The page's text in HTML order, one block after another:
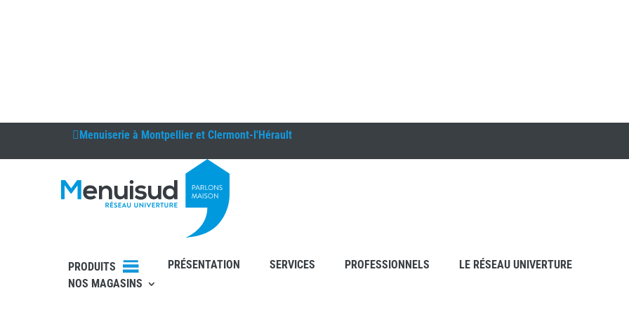
Menuiserie à Montpellier et Clermont-l'Hérault
PRODUITS PRÉSENTATION SERVICES PROFESSIONNELS
LE RÉSEAU UNIVERTURE
NOS MAGASINS